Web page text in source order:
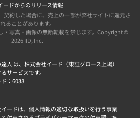
ードからのリリース情報
約した場合に、売上の一部が弊社サイトに還元さ
れることがあります。
・写真・画像の無断転載を禁じます。Copyright ©
2026 IID, Inc.
人 は、株式会社イード（東証グロース上場）
サービスです。
：6038
ードは、個人情報の適切な取扱いを行う事業